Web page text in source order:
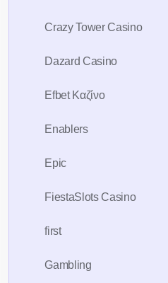
Crazy Tower Сasino
Dazard Casino
Efbet Καζίνο
Enablers
Epic
FiestaSlots Casino
first
Gambling